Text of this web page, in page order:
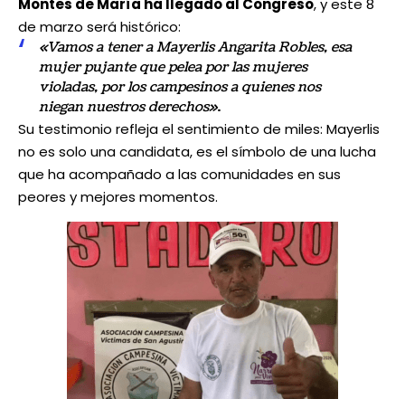
Montes de María ha llegado al Congreso, y este 8
de marzo será histórico:
«Vamos a tener a Mayerlis Angarita Robles, esa
mujer pujante que pelea por las mujeres
violadas, por los campesinos a quienes nos
niegan nuestros derechos».
Su testimonio refleja el sentimiento de miles: Mayerlis
no es solo una candidata, es el símbolo de una lucha
que ha acompañado a las comunidades en sus
peores y mejores momentos.